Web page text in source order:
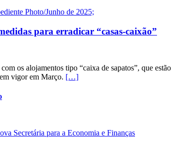
para erradicar “casas-caixão”
os alojamentos tipo “caixa de sapatos”, que
vigor em Março. […]
Secretária para a Economia e Finanças